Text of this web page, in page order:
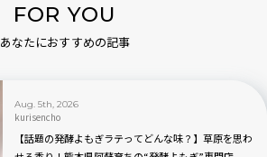
FOR YOU
あなたにおすすめの記事
Aug. 5th, 2026
kurisencho
【話題の発酵よもぎラテってどんな味？】草原を思わ